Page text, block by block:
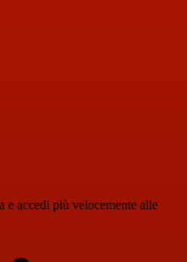
e accedi più velocemente alle